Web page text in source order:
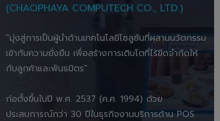
(CHAOPHAYA COMPUTECH CO., LTD.)
"มุ่งสู่การเป็นผู้นำด้านเทคโนโลยีโซลูชันที่ผสานนวัตกรรม
เข้ากับความยั่งยืน เพื่อสร้างการเติบโตที่ไร้ขีดจำกัดให้
กับลูกค้าและพันธมิตร"
ก่อตั้งขึ้นในปี พ.ศ. 2537 (ค.ศ. 1994) ด้วย
ประสบการณ์กว่า 30 ปีในธุรกิจงานบริการด้าน POS